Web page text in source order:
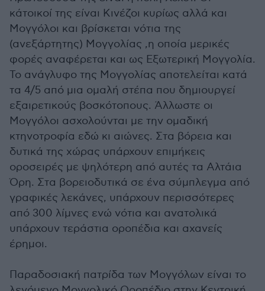
κάτοικοί της είναι Κινέζοι κυρίως αλλά και
Μογγόλοι και βρίσκεται νότια της
(ανεξάρτητης) Μογγολίας ,η οποία μερικές
φορές αναφέρεται και ως Εξωτερική Μογγολία.
Το ανάγλυφο της Μογγολίας αποτελείται κατά
τα 4/5 από μια ομαλή στέπα που δημιουργεί
εξαιρετικούς βοσκότοπους. Άλλωστε οι
Μογγόλοι ασχολούνται με την ομαδική
κτηνοτροφία εδώ κι αιώνες. Στα βόρεια και
δυτικά της χώρας υπάρχουν επιμήκεις
οροσειρές με ψηλότερη από αυτές τα Αλτάια
Όρη. Στα βορειοδυτικά σε ένα σύμπλεγμα από
γραφικές λεκάνες, υπάρχουν περισσότερες
από 300 λίμνες ενώ νότια και ανατολικά
υπάρχουν τεράστια οροπέδια και αχανείς
έρημοι.
Παραδοσιακή πατρίδα των Μογγόλων είναι το